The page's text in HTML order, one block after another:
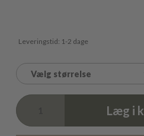
Leveringstid: 1-2 dage
Vælg størrelse
Læg i